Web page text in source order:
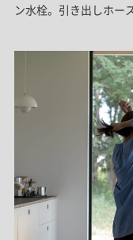
ン水栓。引き出しホー